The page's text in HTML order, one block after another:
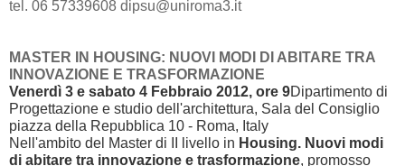
tel. 06 57339608 dipsu@uniroma3.it
MASTER IN HOUSING: NUOVI MODI DI ABITARE TRA
INNOVAZIONE E TRASFORMAZIONE
Venerdì 3 e sabato 4 Febbraio 2012, ore 9Dipartimento di
Progettazione e studio dell'architettura, Sala del Consiglio
piazza della Repubblica 10 - Roma, Italy
Nell'ambito del Master di II livello in Housing. Nuovi modi
di abitare tra innovazione e trasformazione, promosso